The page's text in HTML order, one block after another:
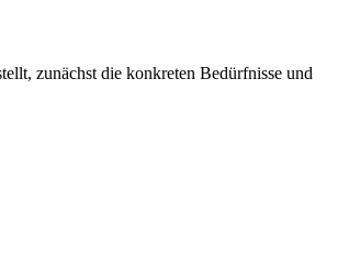
zunächst die konkreten Bedürfnisse und